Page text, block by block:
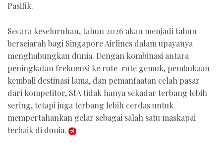
Pasifik.
Secara keseluruhan, tahun 2026 akan menjadi tahun
bersejarah bagi Singapore Airlines dalam upayanya
menghubungkan dunia. Dengan kombinasi antara
peningkatan frekuensi ke rute-rute gemuk, pembukaan
kembali destinasi lama, dan pemanfaatan celah pasar
dari kompetitor, SIA tidak hanya sekadar terbang lebih
sering, tetapi juga terbang lebih cerdas untuk
mempertahankan gelar sebagai salah satu maskapai
terbaik di dunia.